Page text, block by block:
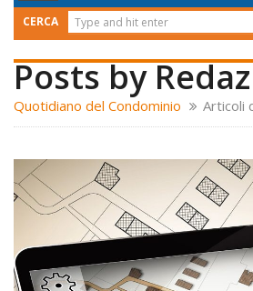
Navigation
CERCA
Posts by
Quotidiano del Condominio Articoli